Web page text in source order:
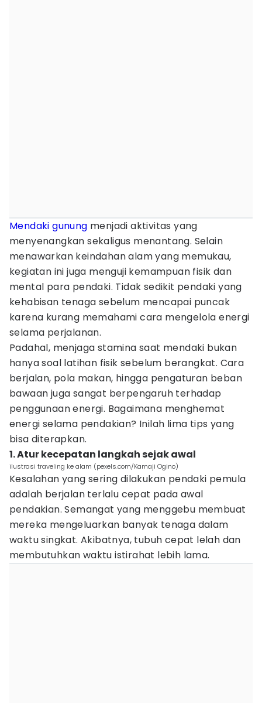
Mendaki gunung menjadi aktivitas yang
menyenangkan sekaligus menantang. Selain
menawarkan keindahan alam yang memukau,
kegiatan ini juga menguji kemampuan fisik dan
mental para pendaki. Tidak sedikit pendaki yang
kehabisan tenaga sebelum mencapai puncak
karena kurang memahami cara mengelola energi
selama perjalanan.
Padahal, menjaga stamina saat mendaki bukan
hanya soal latihan fisik sebelum berangkat. Cara
berjalan, pola makan, hingga pengaturan beban
bawaan juga sangat berpengaruh terhadap
penggunaan energi. Bagaimana menghemat
energi selama pendakian? Inilah lima tips yang
bisa diterapkan.
1. Atur kecepatan langkah sejak awal
ilustrasi traveling ke alam (pexels.com/Kamaji Ogino)
Kesalahan yang sering dilakukan pendaki pemula
adalah berjalan terlalu cepat pada awal
pendakian. Semangat yang menggebu membuat
mereka mengeluarkan banyak tenaga dalam
waktu singkat. Akibatnya, tubuh cepat lelah dan
membutuhkan waktu istirahat lebih lama.